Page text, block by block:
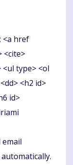
<a href
<cite>
<ul type> <ol
<h2 id>
id>
email